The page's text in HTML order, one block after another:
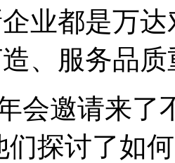
业都是万达
、服务品
会邀请来了
们探讨了如